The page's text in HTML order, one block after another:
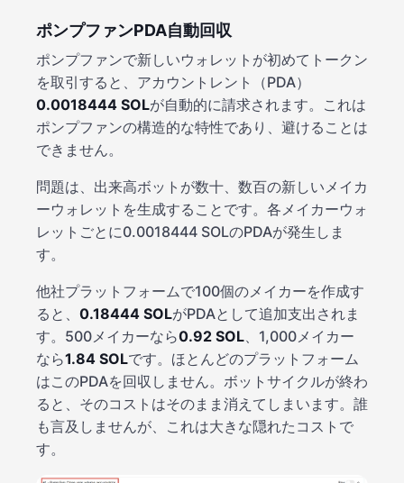
ポンプファンPDA自動回収
ポンプファンで新しいウォレットが初めてトークン
を取引すると、アカウントレント（PDA）
0.0018444 SOLが自動的に請求されます。これは
ポンプファンの構造的な特性であり、避けることは
できません。
問題は、出来高ボットが数十、数百の新しいメイカ
ーウォレットを生成することです。各メイカーウォ
レットごとに0.0018444 SOLのPDAが発生しま
す。
他社プラットフォームで100個のメイカーを作成す
ると、 0.18444 SOLがPDAとして追加支出されま
す。500メイカーなら0.92 SOL、1,000メイカー
なら1.84 SOLです。ほとんどのプラットフォーム
はこのPDAを回収しません。ボットサイクルが終わ
ると、そのコストはそのまま消えてしまいます。誰
も言及しませんが、これは大きな隠れたコストで
す。